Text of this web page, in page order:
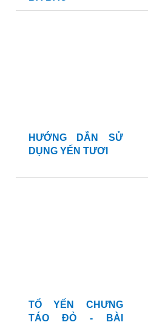
HƯỚNG DẪN SỬ
DỤNG YẾN TƯƠI
TỔ YẾN CHƯNG
TÁO ĐỎ - BÀI